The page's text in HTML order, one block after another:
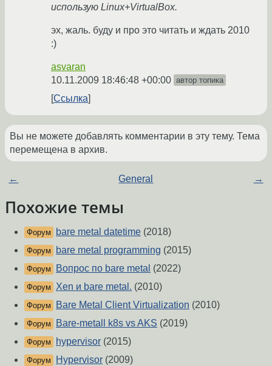
использую Linux+VirtualBox.
эх, жаль. буду и про это читать и ждать 2010
:)
asvaran
10.11.2009 18:46:48 +00:00 автор топика
Ссылка
Вы не можете добавлять комментарии в эту тему. Тема
перемещена в архив.
← General →
Похожие темы
Форум bare metal datetime (2018)
Форум bare metal programming (2015)
Форум Вопрос по bare metal (2022)
Форум Xen и bare metal. (2010)
Форум Bare Metal Client Virtualization (2010)
Форум Bare-metall k8s vs AKS (2019)
Форум hypervisor (2015)
Форум Hypervisor (2009)